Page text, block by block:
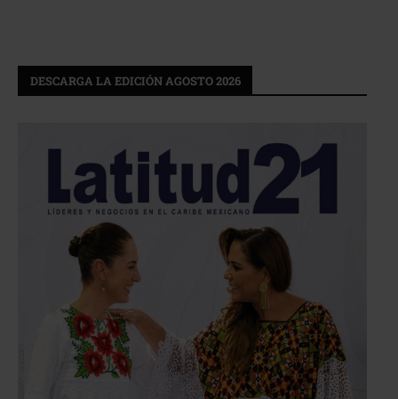
DESCARGA LA EDICIÓN AGOSTO 2026